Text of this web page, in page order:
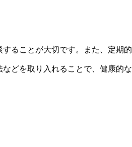
ることが大切です。また、定期的
どを取り入れることで、健康的な